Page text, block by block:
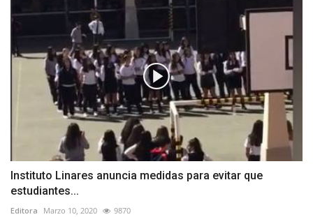
Instituto Linares anuncia medidas para evitar que
estudiantes...
Editora Marzo 10, 2020 9870